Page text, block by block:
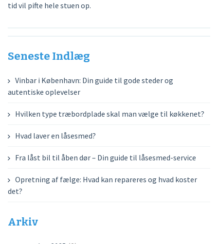
tid vil pifte hele stuen op.
Seneste Indlæg
Vinbar i København: Din guide til gode steder og
autentiske oplevelser
Hvilken type træbordplade skal man vælge til køkkenet?
Hvad laver en låsesmed?
Fra låst bil til åben dør – Din guide til låsesmed-service
Opretning af fælge: Hvad kan repareres og hvad koster
det?
Arkiv